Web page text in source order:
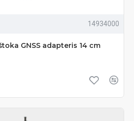
14934000
GNSS adapteris 14 cm